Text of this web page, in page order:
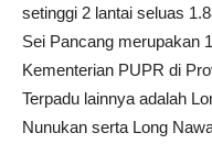
setinggi 2 lantai seluas
Sei Pancang merupakan
Kementerian PUPR di
Terpadu lainnya adalah
Nunukan serta Long